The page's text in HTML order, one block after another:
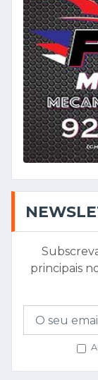
principais